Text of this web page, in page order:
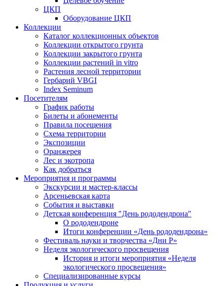
ЦКП
Оборудование ЦКП
Коллекции
Каталог коллекционных объектов
Коллекции открытого грунта
Коллекции закрытого грунта
Коллекции растений in vitro
Растения лесной территории
Гербарий VBGI
Index Seminum
Посетителям
График работы
Билеты и абонементы
Правила посещения
Схема территории
Экспозиции
Оранжерея
Лес и экотропа
Как добраться
Мероприятия и программы
Экскурсии и мастер-классы
Арсеньевская карта
События и выставки
Детская конференция "День рододендрона"
О рододендроне
Итоги конференции «День рододендрона»
Фестиваль науки и творчества «Дни Р»
Неделя экологического просвещения
История и итоги мероприятия «Неделя
экологического просвещения»
Специализированные курсы